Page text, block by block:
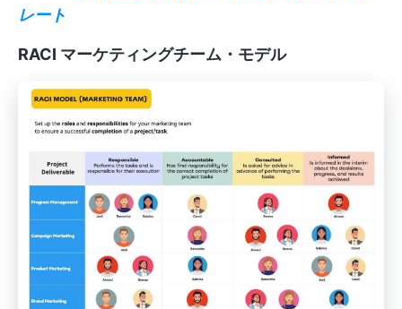
レート
RACI マーケティングチーム・モデル